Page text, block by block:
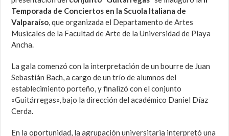
Temporada de Conciertos en la Scuola Italiana de
Valparaíso, que organizada el Departamento de Artes
Musicales de la Facultad de Arte de la Universidad de Playa
Ancha.
La gala comenzó con la interpretación de un bourre de Juan
Sebastián Bach, a cargo de un trío de alumnos del
establecimiento porteño, y finalizó con el conjunto
«Guitárregas», bajo la dirección del académico Daniel Díaz
Cerda.
En la oportunidad, la agrupación universitaria interpretó una